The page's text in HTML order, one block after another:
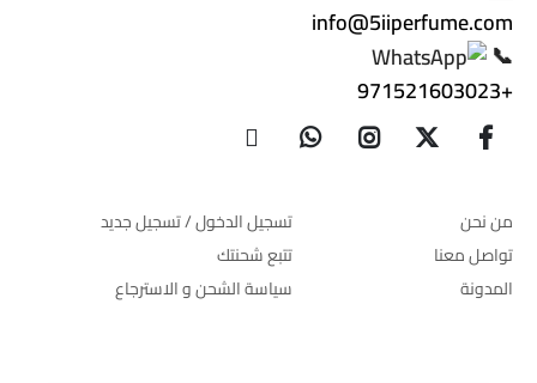
info@5iiperfume.com
📞
+971521603023
من نحن
تواصل معنا
المدونة
تسجيل الدخول / تسجيل جديد
تتبع شحنتك
سياسة الشحن و الاسترجاع